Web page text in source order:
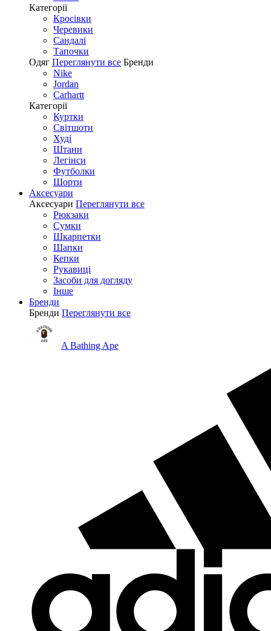
Категорії
Кросівки
Черевики
Сандалі
Tапочки
Одяг Переглянути все Бренди
Nike
Jordan
Carhartt
Категорії
Куртки
Світшоти
Худі
Штани
Легінси
Футболки
Шорти
Аксесуари
Аксесуари Переглянути все
Рюкзаки
Сумки
Шкарпетки
Шапки
Кепки
Рукавиці
Засоби для догляду
Інше
Бренди
Бренди Переглянути все
A Bathing Ape